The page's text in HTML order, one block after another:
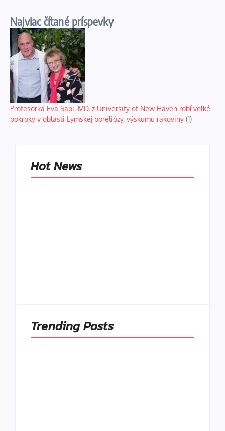
Najviac čítané príspevky
Profesorka Eva Sapi, MD, z University of New Haven robí veľké
pokroky v oblasti Lymskej boreliózy, výskumu rakoviny (1)
Hot News
Trending Posts